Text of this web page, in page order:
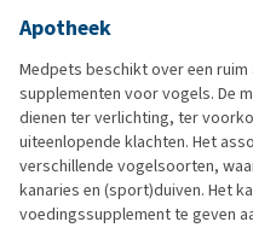
Apotheek
Medpets beschikt over een
supplementen voor vogels. De
dienen ter verlichting, ter
uiteenlopende klachten. Het
verschillende vogelsoorten,
kanaries en (sport)duiven. Het
voedingssupplement te geven